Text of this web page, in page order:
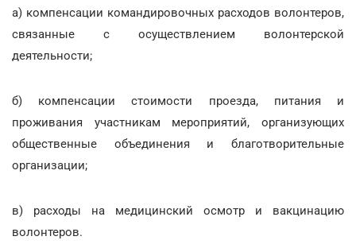
а) компенсации командировочных расходов волонтеров,
связанные с осуществлением волонтерской
деятельности;
б) компенсации стоимости проезда, питания и
проживания участникам мероприятий, организующих
общественные объединения и благотворительные
организации;
в) расходы на медицинский осмотр и вакцинацию
волонтеров.